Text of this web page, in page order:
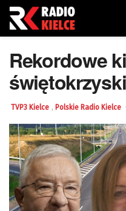
Rekordowe
TVP3 Kielce , Polskie Radio Kielce